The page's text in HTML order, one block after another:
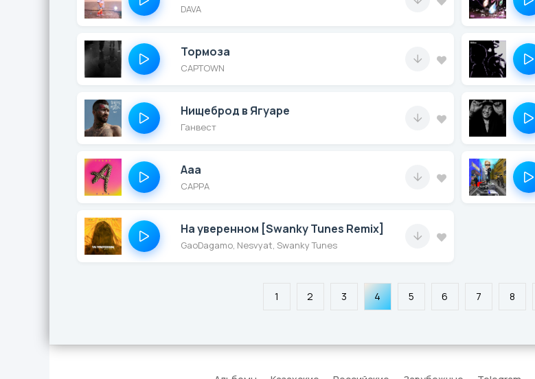
DAVA
Тормоза
CAPTOWN
Нищеброд в Ягуаре
Ганвест
Ааа
САРРА
На уверенном [Swanky Tunes Remix]
GaoDagamo, Nesvyat, Swanky Tunes
1 2 3 4 5 6 7 8